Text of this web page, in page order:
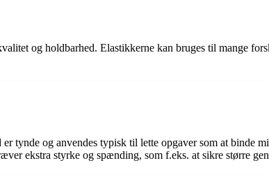
og holdbarhed. Elastikkerne kan bruges til mange
tynde og anvendes typisk til lette opgaver som at binde
ekstra styrke og spænding, som f.eks. at sikre større